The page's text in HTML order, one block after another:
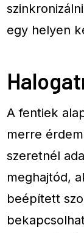
egy helyen
A fentiek
merre
szeretnél
meghajtód,
beépített